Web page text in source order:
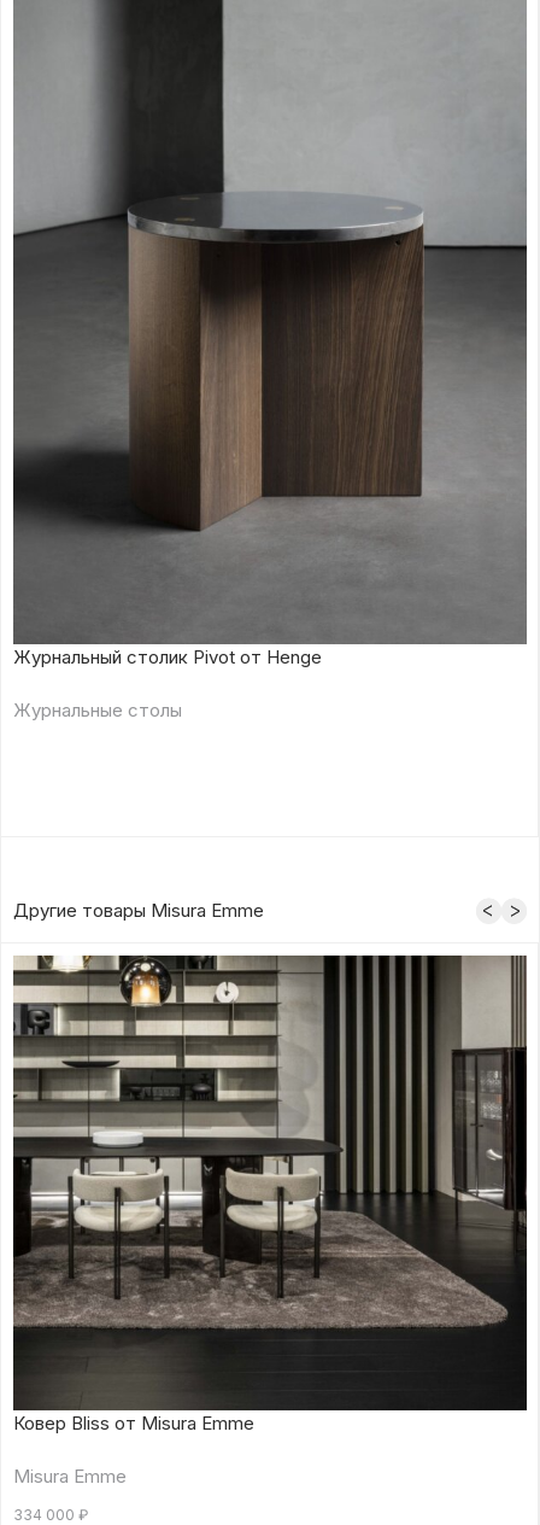
Журнальный столик Pivot от Henge
Журнальные столы
Другие товары Misura Emme
Ковер Bliss от Misura Emme
Misura Emme
334 000 ₽